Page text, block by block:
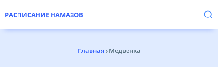
РАСПИСАНИЕ НАМАЗОВ
Главная› Медвенка